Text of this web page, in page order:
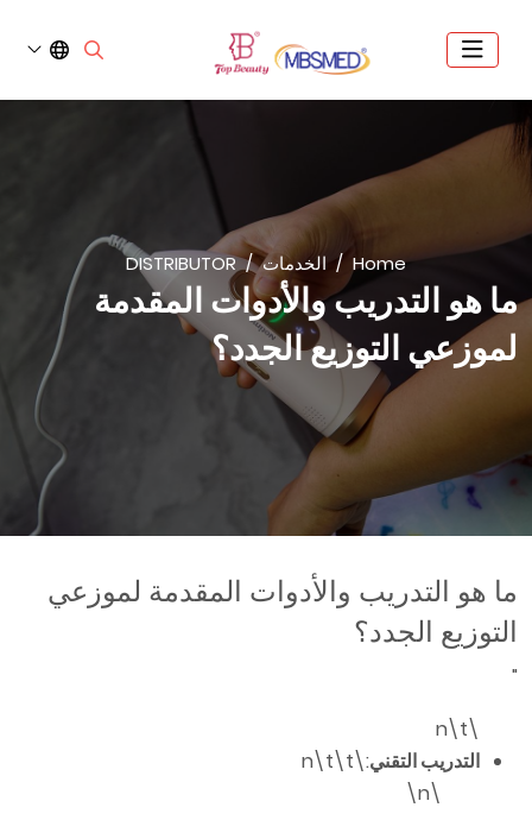
Home الخدمات DISTRIBUTOR
ما هو التدريب والأدوات المقدمة
لموزعي التوزيع الجدد؟
ما هو التدريب والأدوات المقدمة لموزعي
التوزيع الجدد؟
"
\n\t
التدريب التقني:\n\t\t
\n\